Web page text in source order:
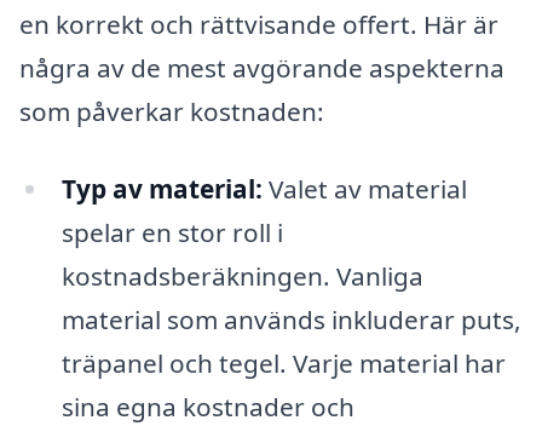
en korrekt och rättvisande offert. Här är
några av de mest avgörande aspekterna
som påverkar kostnaden:
Typ av material: Valet av material
spelar en stor roll i
kostnadsberäkningen. Vanliga
material som används inkluderar puts,
träpanel och tegel. Varje material har
sina egna kostnader och